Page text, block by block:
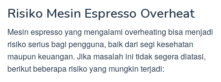
Risiko Mesin Espresso Overheat
Mesin espresso yang mengalami overheating bisa menjadi
risiko serius bagi pengguna, baik dari segi kesehatan
maupun keuangan. Jika masalah ini tidak segera diatasi,
berikut beberapa risiko yang mungkin terjadi: